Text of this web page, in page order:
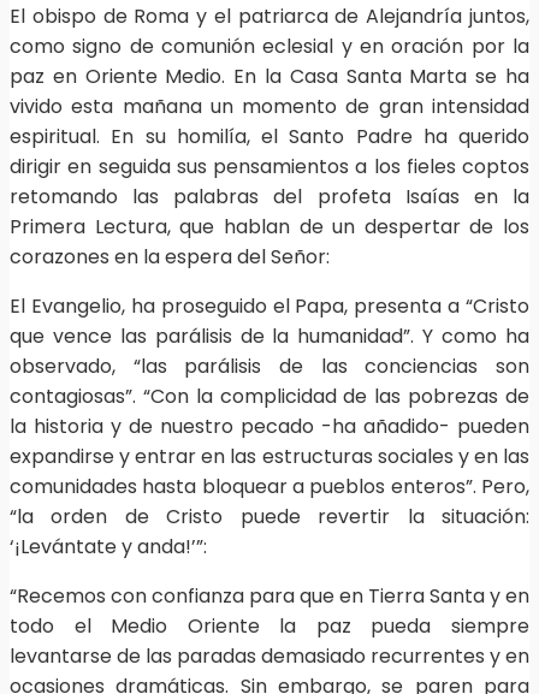
El obispo de Roma y el patriarca de Alejandría juntos,
como signo de comunión eclesial y en oración por la
paz en Oriente Medio. En la Casa Santa Marta se ha
vivido esta mañana un momento de gran intensidad
espiritual. En su homilía, el Santo Padre ha querido
dirigir en seguida sus pensamientos a los fieles coptos
retomando las palabras del profeta Isaías en la
Primera Lectura, que hablan de un despertar de los
corazones en la espera del Señor:
El Evangelio, ha proseguido el Papa, presenta a “Cristo
que vence las parálisis de la humanidad”. Y como ha
observado, “las parálisis de las conciencias son
contagiosas”. “Con la complicidad de las pobrezas de
la historia y de nuestro pecado -ha añadido- pueden
expandirse y entrar en las estructuras sociales y en las
comunidades hasta bloquear a pueblos enteros”. Pero,
“la orden de Cristo puede revertir la situación:
‘¡Levántate y anda!’”:
“Recemos con confianza para que en Tierra Santa y en
todo el Medio Oriente la paz pueda siempre
levantarse de las paradas demasiado recurrentes y en
ocasiones dramáticas. Sin embargo, se paren para